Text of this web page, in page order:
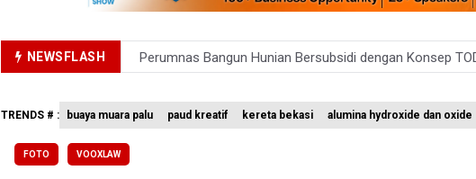
NEWSFLASH
Perumnas Bangun Hunian Bersubsidi dengan Konsep
Pemerintah Matangkan Rencana Pembaruan Buku Ajar
TRENDS # : buaya muara palu paud kreatif kereta bekasi alumina hydroxide dan oxide
FOTO VOOXLAW